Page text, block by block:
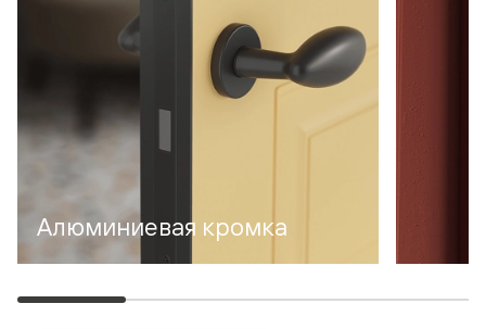
Алюминиевая кромка